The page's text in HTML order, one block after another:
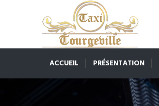
ACCUEIL PRÉSENTATION